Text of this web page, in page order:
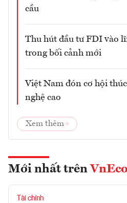
cầu
Thu hút đầu tư FDI vào
trong bối cảnh mới
Việt Nam đón cơ hội
nghệ cao
Xem thêm
Mới nhất trên
Tài chính